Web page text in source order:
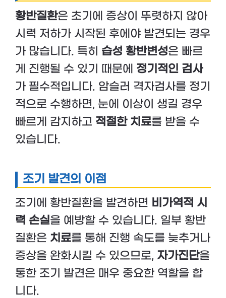
황반질환은 초기에 증상이 뚜렷하지 않아
시력 저하가 시작된 후에야 발견되는 경우
가 많습니다. 특히 습성 황반변성은 빠르
게 진행될 수 있기 때문에 정기적인 검사
가 필수적입니다. 암슬러 격자검사를 정기
적으로 수행하면, 눈에 이상이 생길 경우
빠르게 감지하고 적절한 치료를 받을 수
있습니다.
조기 발견의 이점
조기에 황반질환을 발견하면 비가역적 시
력 손실을 예방할 수 있습니다. 일부 황반
질환은 치료를 통해 진행 속도를 늦추거나
증상을 완화시킬 수 있으므로, 자가진단을
통한 조기 발견은 매우 중요한 역할을 합
니다.